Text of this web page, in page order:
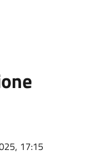
17:15